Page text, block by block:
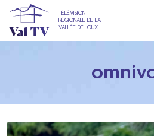
TÉLÉVISION
RÉGIONALE DE LA
VALLÉE DE JOUX